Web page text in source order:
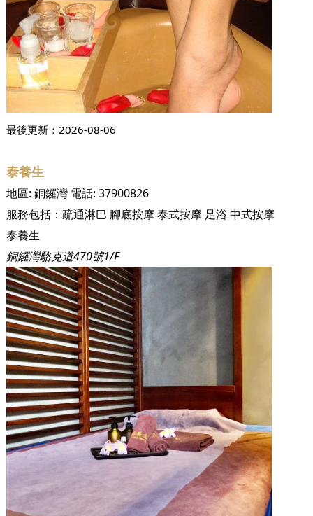
最後更新： 2026-08-06
泰養生
地區: 銅鑼灣電話: 37900826
服務包括： 疏通淋巴 腳底按摩泰式按摩 足浴 中式按摩
泰養生
銅鑼灣駱克道470號1/F